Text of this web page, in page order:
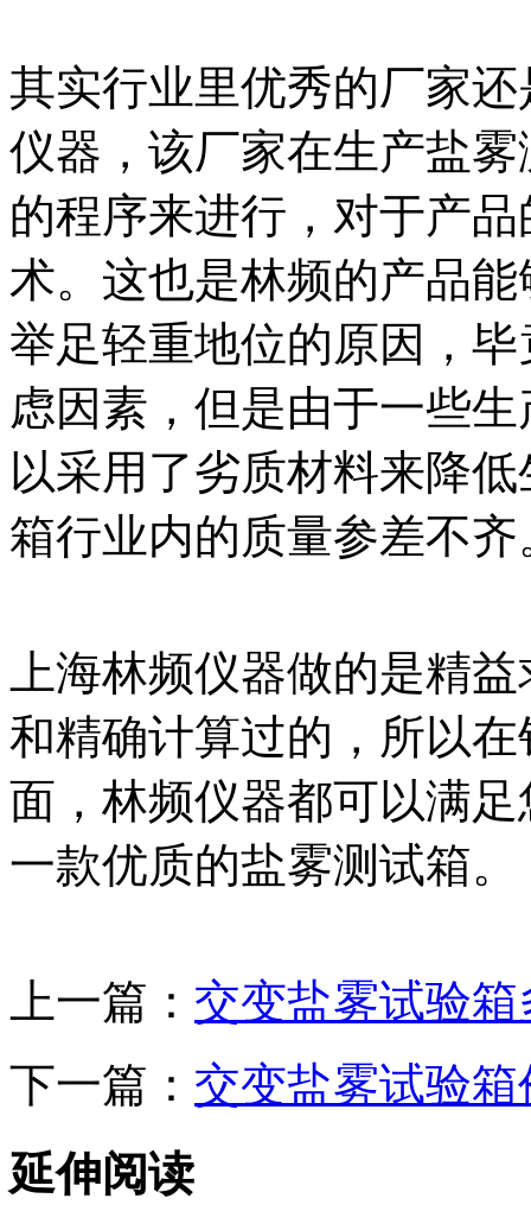
其实行业里优秀的厂家
仪器，该厂家在生产盐
的程序来进行，对于产
术。这也是林频的产品
举足轻重地位的原因，
虑因素，但是由于一些
以采用了劣质材料来降
箱行业内的质量参差不齐
上海林频仪器做的是精
和精确计算过的，所以
面，林频仪器都可以满
一款优质的盐雾测试箱。
上一篇： 交变盐雾试验箱
下一篇： 交变盐雾试验
延伸阅读